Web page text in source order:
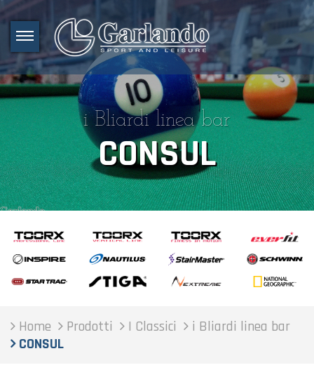
i Bliardi linea bar
CONSUL
Home Prodotti I Classici
i Bliardi linea bar
CONSUL